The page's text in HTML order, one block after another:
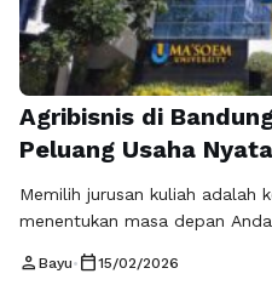
Agribisnis di
Peluang Usaha
Memilih jurusan kuliah adalah
menentukan masa depan
usaha dan prospek kerja yang
person Bayu• calendar_today15/02/2026